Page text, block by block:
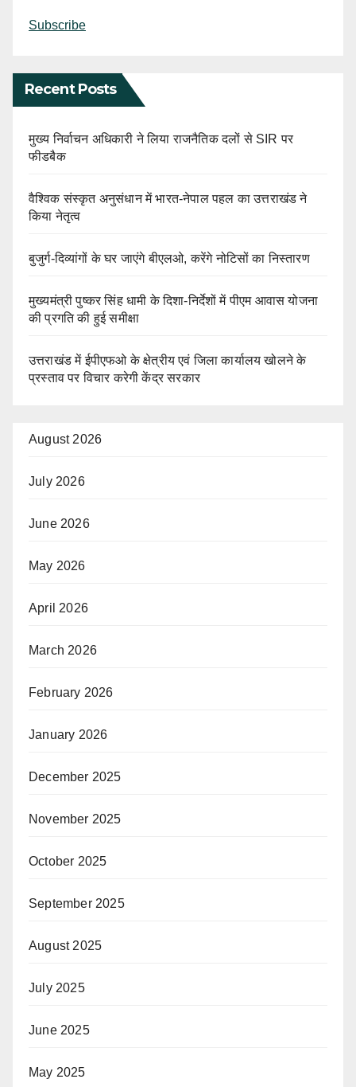
Subscribe
Recent Posts
मुख्य निर्वाचन अधिकारी ने लिया राजनैतिक दलों से SIR पर
फीडबैक
वैश्विक संस्कृत अनुसंधान में भारत-नेपाल पहल का उत्तराखंड ने
किया नेतृत्व
बुजुर्ग-दिव्यांगों के घर जाएंगे बीएलओ, करेंगे नोटिसों का निस्तारण
मुख्यमंत्री पुष्कर सिंह धामी के दिशा-निर्देशों में पीएम आवास योजना
की प्रगति की हुई समीक्षा
उत्तराखंड में ईपीएफओ के क्षेत्रीय एवं जिला कार्यालय खोलने के
प्रस्ताव पर विचार करेगी केंद्र सरकार
August 2026
July 2026
June 2026
May 2026
April 2026
March 2026
February 2026
January 2026
December 2025
November 2025
October 2025
September 2025
August 2025
July 2025
June 2025
May 2025